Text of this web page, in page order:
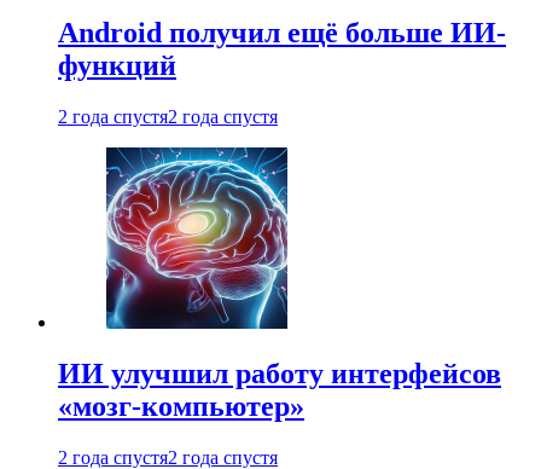
Android получил ещё больше ИИ-
функций
2 года спустя2 года спустя
ИИ улучшил работу интерфейсов
«мозг-компьютер»
2 года спустя2 года спустя